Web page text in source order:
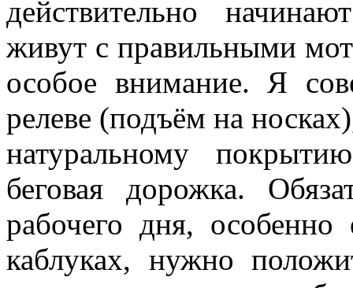
действительно
живут с правильными
особое внимание. Я
релеве (подъём на
натуральному
беговая дорожка.
рабочего дня,
каблуках, нужно